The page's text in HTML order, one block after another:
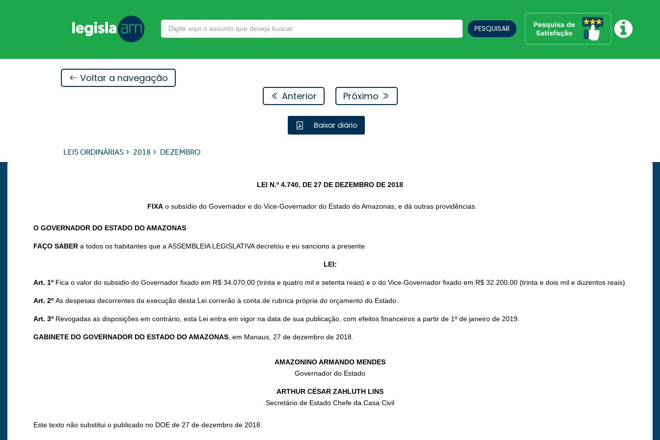
PESQUISAR
Voltar a navegação
Anterior
Próximo
Baixar diário
LEIS ORDINÁRIAS 2018 DEZEMBRO
LEI N.º 4.740, DE 27 DE DEZEMBRO DE 2018
FIXAo subsídio do Governador e do Vice-Governador do Estado do Amazonas, e dá outras providências.
O GOVERNADOR DO ESTADO DO AMAZONAS
FAÇO SABER a todos os habitantes que a ASSEMBLEIA LEGISLATIVA decretou e eu sanciono a presente
LEI:
Art. 1º Fica o valor do subsidio do Governador fixado em R$ 34.070,00 (trinta e quatro mil e setenta reais) e o do Vice-Governador fixado em R$ 32.200,00 (trinta e dois mil e duzentos reais).
Art. 2º As despesas decorrentes da execução desta Lei correrão à conta de rubrica própria do orçamento do Estado.
Art. 3º Revogadas as disposições em contrário, esta Lei entra em vigor na data de sua publicação, com efeitos financeiros a partir de 1º de janeiro de 2019.
GABINETE DO GOVERNADOR DO ESTADO DO AMAZONAS, em Manaus, 27 de dezembro de 2018.
AMAZONINO ARMANDO MENDES
Governador do Estado
ARTHUR CÉSAR ZAHLUTH LINS
Secretário de Estado Chefe da Casa Civil
Este texto não substitui o publicado no DOE de 27 de dezembro de 2018.